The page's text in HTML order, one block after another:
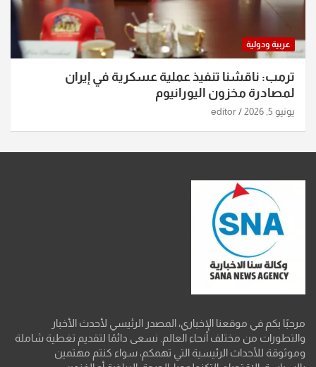
عربية ودولية
ترمب: ناقشنا تنفيذ عملية عسكرية في إيران
لمصادرة مخزون اليورانيوم
يونيو 5, 2026 editor
مرحبًا بكم في موقعنا الإخباري، المصدر الرئيسي لأحدث الأخبار
والتطورات من مختلف أنحاء العالم. نسعى دائمًا لتقديم تغطية شاملة
وموثوقة للأحداث الرئيسية التي تهمكم، سواء كنتم مهتمين